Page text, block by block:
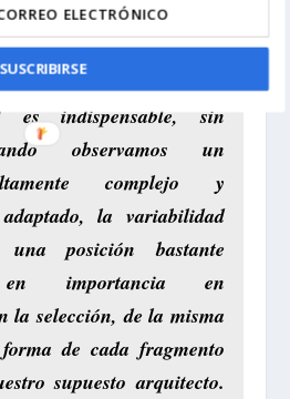
ese propósito. Lo mismo
ya sea aplicada
la naturaleza; Aunque
es indispensable, sin
observamos un
complejo y
adaptado, la variabilidad
posición bastante
en importancia en
la selección, de la misma
de cada fragmento
supuesto arquitecto.
SUSCRIBIRSE